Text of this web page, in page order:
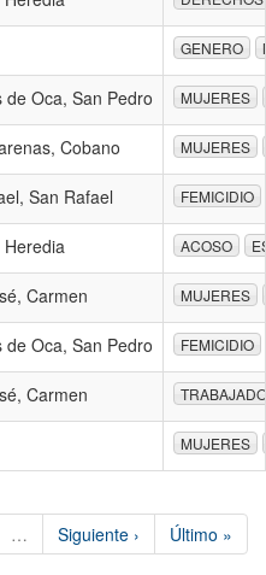
GENERO
Oca, San Pedro MUJERES
Cobano MUJERES
San Rafael FEMICIDIO
Heredia ACOSO
Carmen MUJERES
Oca, San Pedro FEMICIDIO
Carmen
MUJERES
… Siguiente › Último »